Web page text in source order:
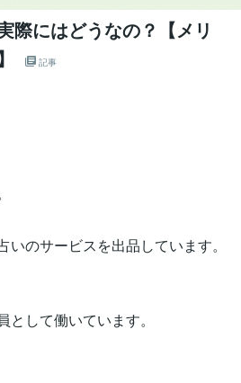
際にはどうなの？【メリ
記事
いのサービスを出品しています。
して働いています。